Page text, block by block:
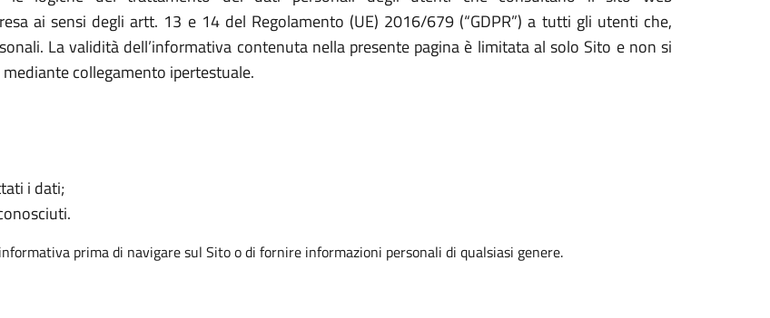
ai sensi degli artt. 13 e 14 del Regolamento (UE) 2016/679 (“GDPR”) a tutti gli utenti che,
La validità dell’informativa contenuta nella presente pagina è limitata al solo Sito e non si
collegamento ipertestuale.
i dati;
prima di navigare sul Sito o di fornire informazioni personali di qualsiasi genere.